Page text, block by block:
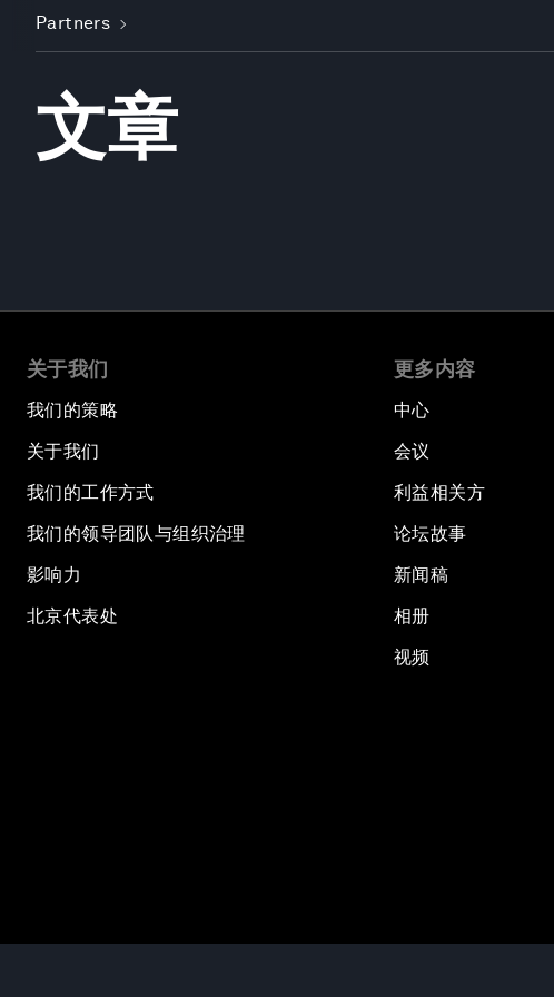
Partners
文章
关于我们
我们的策略
关于我们
我们的工作方式
我们的领导团队与组织治理
影响力
北京代表处
更多内容
中心
会议
利益相关方
论坛故事
新闻稿
相册
视频